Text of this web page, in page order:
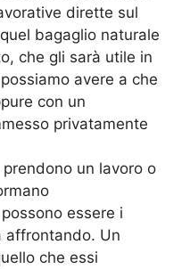
dirette sul
bagaglio naturale
che gli sarà utile in
avere a che
con un
privatamente
un lavoro o
essere i
affrontando. Un
che essi